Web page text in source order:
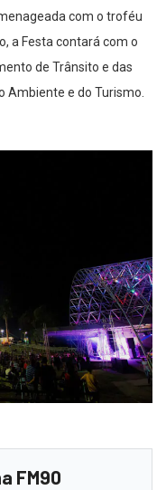
com o troféu
a Festa contará com o
de Trânsito e das
Ambiente e do Turismo.
FM90